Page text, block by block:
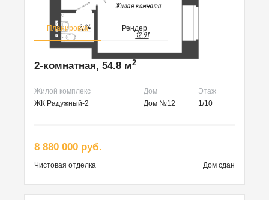
Планировка Рендер
2-комнатная, 54.8 м2
Жилой комплекс Дом
Этаж
ЖК Радужный-2
Дом №12 1/10
8 880 000 руб.
Чистовая отделка Дом сдан